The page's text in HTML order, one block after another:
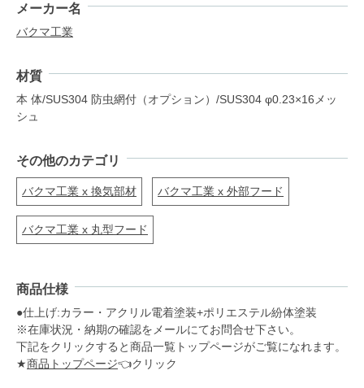
メーカー名
バクマ工業
材質
本 体/SUS304 防虫網付（オプション）/SUS304 φ0.23×16メッ
シュ
その他のカテゴリ
バクマ工業 x 換気部材 バクマ工業 x 外部フード
バクマ工業 x 丸型フード
商品仕様
●仕上げ:カラー・アクリル電着塗装+ポリエステル紛体塗装
※在庫状況・納期の確認をメールにてお問合せ下さい。
下記をクリックすると商品一覧トップページがご覧になれます。
★商品トップページ👈クリック